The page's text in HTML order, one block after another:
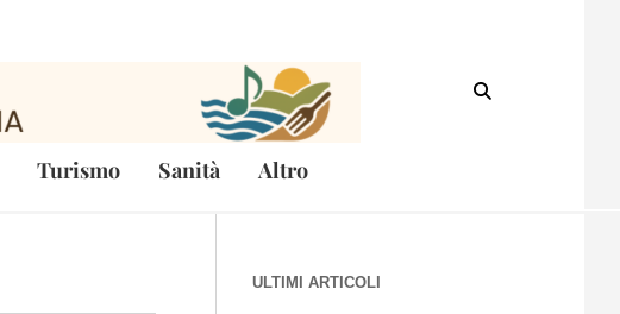
Turismo Sanità Altro
ULTIMI ARTICOLI